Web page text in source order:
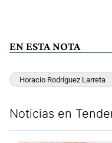
EN ESTA NOTA
Horacio Rodríguez Larreta
Noticias en